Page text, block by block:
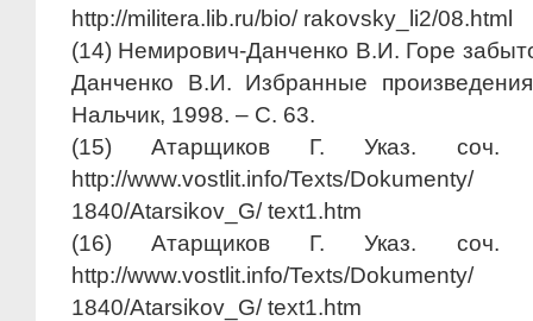
http://militera.lib.ru/bio/ rakovsky_li2/08.html
(14) Немирович-Данченко В.И. Горе
Данченко В.И. Избранные
Нальчик, 1998. – С. 63.
(15) Атарщиков Г. Указ. соч.
http://www.vostlit.info/Texts/
1840/Atarsikov_G/ text1.htm
(16) Атарщиков Г. Указ. соч.
http://www.vostlit.info/Texts/
1840/Atarsikov_G/ text1.htm